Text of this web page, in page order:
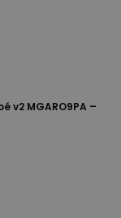
v2 MGARO9PA –